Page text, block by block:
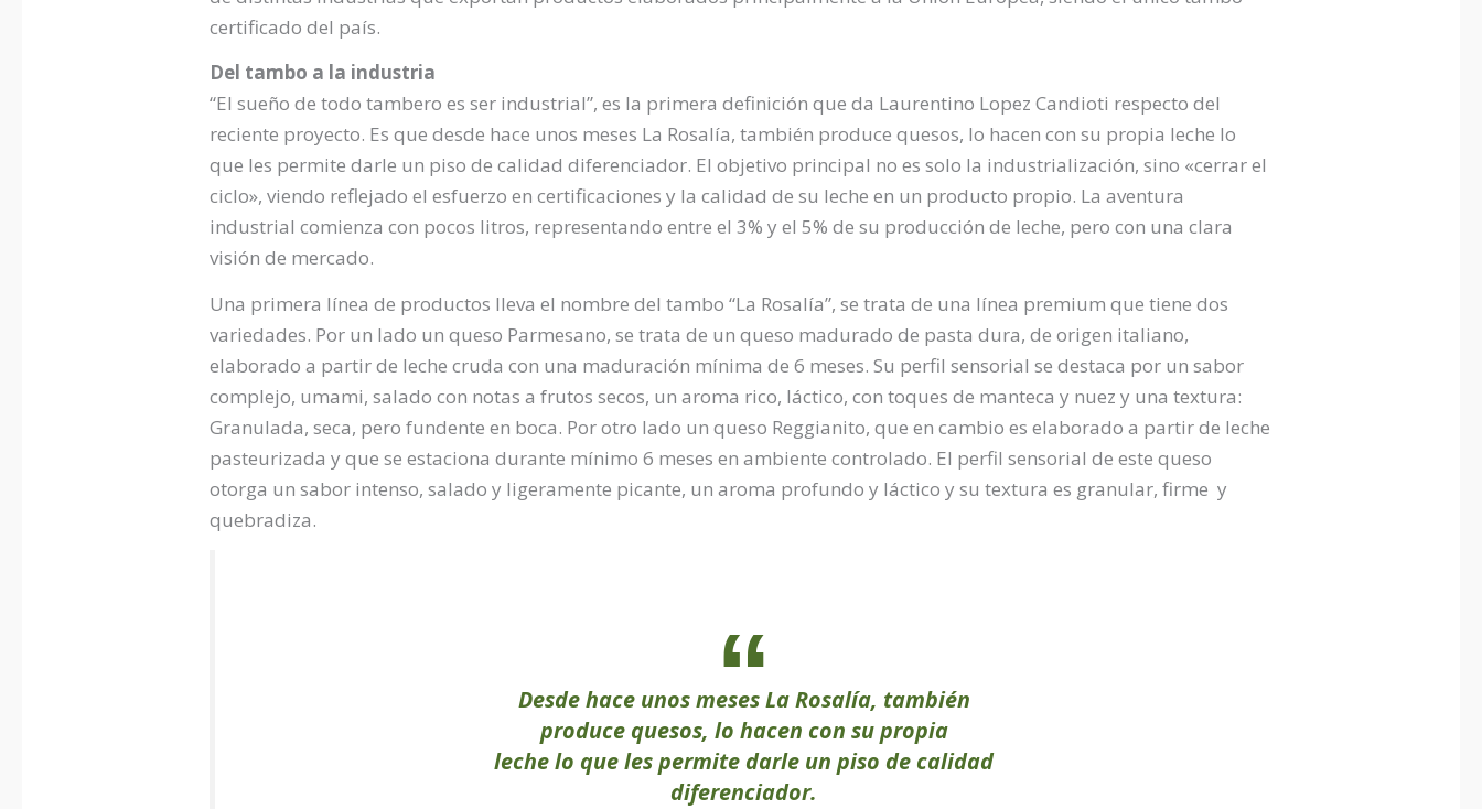
certificado del país.
Del tambo a la industria
“El sueño de todo tambero es ser industrial”, es la primera definición que da Laurentino Lopez Candioti respecto del
reciente proyecto. Es que desde hace unos meses La Rosalía, también produce quesos, lo hacen con su propia leche lo
que les permite darle un piso de calidad diferenciador. El objetivo principal no es solo la industrialización, sino «cerrar el
ciclo», viendo reflejado el esfuerzo en certificaciones y la calidad de su leche en un producto propio. La aventura
industrial comienza con pocos litros, representando entre el 3% y el 5% de su producción de leche, pero con una clara
visión de mercado.
Una primera línea de productos lleva el nombre del tambo “La Rosalía”, se trata de una línea premium que tiene dos
variedades. Por un lado un queso Parmesano, se trata de un queso madurado de pasta dura, de origen italiano,
elaborado a partir de leche cruda con una maduración mínima de 6 meses. Su perfil sensorial se destaca por un sabor
complejo, umami, salado con notas a frutos secos, un aroma rico, láctico, con toques de manteca y nuez y una textura:
Granulada, seca, pero fundente en boca. Por otro lado un queso Reggianito, que en cambio es elaborado a partir de leche
pasteurizada y que se estaciona durante mínimo 6 meses en ambiente controlado. El perfil sensorial de este queso
otorga un sabor intenso, salado y ligeramente picante, un aroma profundo y láctico y su textura es granular, firme y
quebradiza.
Desde hace unos meses La Rosalía, también
produce quesos, lo hacen con su propia
leche lo que les permite darle un piso de calidad
diferenciador.